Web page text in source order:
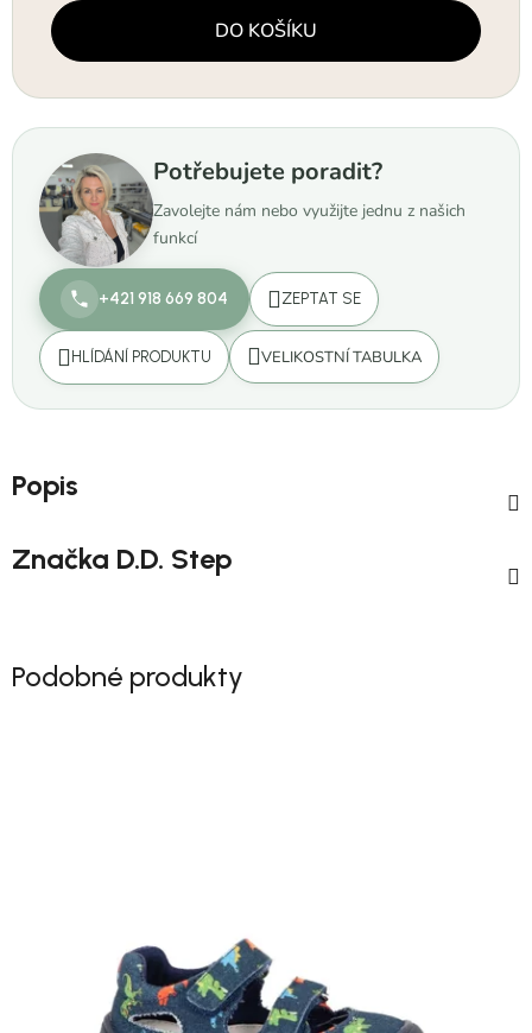
Měrná cena: DO KOŠÍKU
Potřebujete poradit?
Zavolejte nám nebo využijte jednu z našich
funkcí
+421 918 669 804 ZEPTAT SE
HLÍDÁNÍ PRODUKTU VELIKOSTNÍ TABULKA
Popis
Značka D.D. Step
Podobné produkty